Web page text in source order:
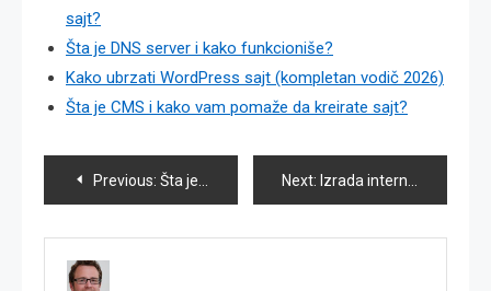
sajt?
Šta je DNS server i kako funkcioniše?
Kako ubrzati WordPress sajt (kompletan vodič 2026)
Šta je CMS i kako vam pomaže da kreirate sajt?
Kretanje
članka
Previous: Šta je CMS i kako vam pomaže da kreirate sajt? Next: Izrada internet prodavnice – Koje platforme su najbolje za početnike?